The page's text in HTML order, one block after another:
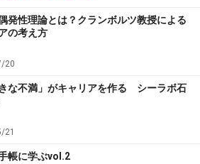
発性理論とは？クランボルツ教授による
の考え方
20
きな不満」がキャリアを作る シーラボ石
21
帳に学ぶvol.2